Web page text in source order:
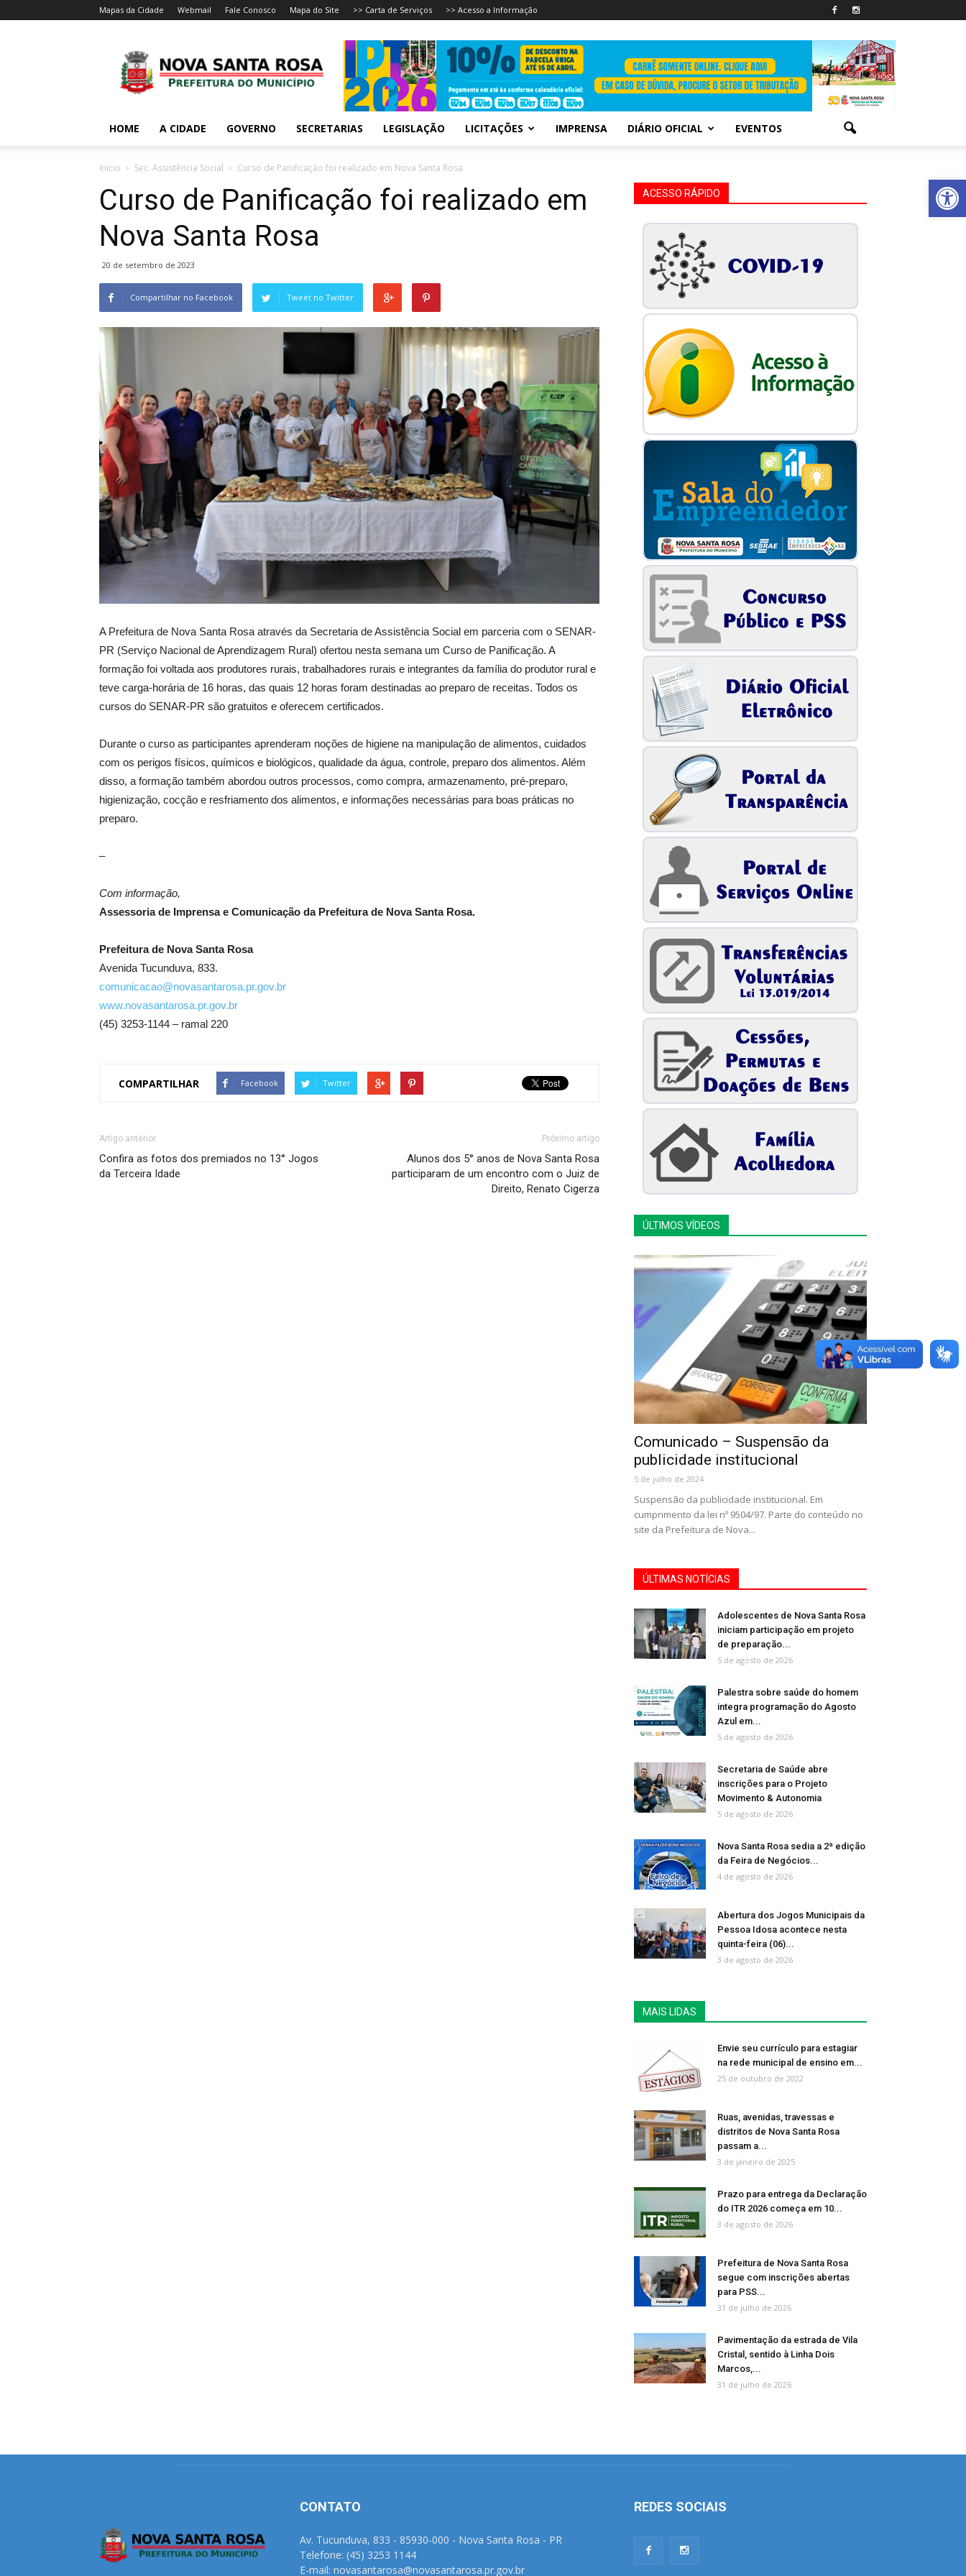
Abrir
Mapas da Cidade Webmail Fale Conosco Mapa do Site >> Carta de Serviços >> Acesso a Informação
HOME A CIDADE GOVERNO SECRETARIAS LEGISLAÇÃO LICITAÇÕES IMPRENSA DIÁRIO OFICIAL EVENTOS
Inicio Sec. Assistência Social Curso de Panificação foi realizado em Nova Santa Rosa
Curso de Panificação foi realizado em
Nova Santa Rosa
20 de setembro de 2023
Compartilhar no Facebook Tweet no Twitter
A Prefeitura de Nova Santa Rosa através da Secretaria de Assistência Social em parceria com o SENAR-
PR (Serviço Nacional de Aprendizagem Rural) ofertou nesta semana um Curso de Panificação. A
formação foi voltada aos produtores rurais, trabalhadores rurais e integrantes da família do produtor rural e
teve carga-horária de 16 horas, das quais 12 horas foram destinadas ao preparo de receitas. Todos os
cursos do SENAR-PR são gratuitos e oferecem certificados.
Durante o curso as participantes aprenderam noções de higiene na manipulação de alimentos, cuidados
com os perigos físicos, químicos e biológicos, qualidade da água, controle, preparo dos alimentos. Além
disso, a formação também abordou outros processos, como compra, armazenamento, pré-preparo,
higienização, cocção e resfriamento dos alimentos, e informações necessárias para boas práticas no
preparo.
–
Com informação,
Assessoria de Imprensa e Comunicação da Prefeitura de Nova Santa Rosa.
Prefeitura de Nova Santa Rosa
Avenida Tucunduva, 833.
comunicacao@novasantarosa.pr.gov.br
www.novasantarosa.pr.gov.br
(45) 3253-1144 – ramal 220
COMPARTILHAR Facebook Twitter
Artigo anterior
Confira as fotos dos premiados no 13° Jogos
da Terceira Idade
Próximo artigo
Alunos dos 5° anos de Nova Santa Rosa
participaram de um encontro com o Juiz de
Direito, Renato Cigerza
ACESSO RÁPIDO
ÚLTIMOS VÍDEOS
Comunicado – Suspensão da
publicidade institucional
5 de julho de 2024
Suspensão da publicidade institucional. Em
cumprimento da lei nº 9504/97. Parte do conteúdo no
site da Prefeitura de Nova...
ÚLTIMAS NOTÍCIAS
Adolescentes de Nova Santa Rosa
iniciam participação em projeto
de preparação...
5 de agosto de 2026
Palestra sobre saúde do homem
integra programação do Agosto
Azul em...
5 de agosto de 2026
Secretaria de Saúde abre
inscrições para o Projeto
Movimento & Autonomia
5 de agosto de 2026
Nova Santa Rosa sedia a 2ª edição
da Feira de Negócios...
4 de agosto de 2026
Abertura dos Jogos Municipais da
Pessoa Idosa acontece nesta
quinta-feira (06)...
3 de agosto de 2026
MAIS LIDAS
Envie seu currículo para estagiar
na rede municipal de ensino em...
25 de outubro de 2022
Ruas, avenidas, travessas e
distritos de Nova Santa Rosa
passam a...
3 de janeiro de 2025
Prazo para entrega da Declaração
do ITR 2026 começa em 10...
3 de agosto de 2026
Prefeitura de Nova Santa Rosa
segue com inscrições abertas
para PSS...
31 de julho de 2026
Pavimentação da estrada de Vila
Cristal, sentido à Linha Dois
Marcos,...
31 de julho de 2026
CONTATO
Av. Tucunduva, 833 - 85930-000 - Nova Santa Rosa - PR
Telefone: (45) 3253 1144
E-mail: novasantarosa@novasantarosa.pr.gov.br
REDES SOCIAIS